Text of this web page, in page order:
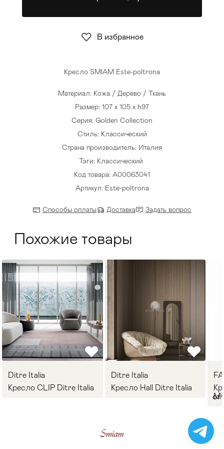
Стулья >
Кресло SMIAM Este-poltrona
Материал: Кожа / Дерево / Ткань
Размер: 107 x 105 x h97
Серия: Golden Collection
Стиль: Классический
Страна производитель: Италия
Тэги: Классический
Код товара: A00063041
Артикул: Este-poltrona
Способы оплаты Доставка Задать вопрос
В избранное
Похожие товары
Ditre Italia
Кресло CLIP Ditre Italia
Ditre Italia
Кресло Hall Ditre Italia
от